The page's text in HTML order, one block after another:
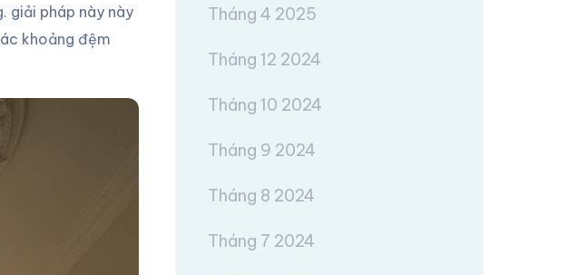
giải pháp này này
khoảng đệm
Tháng 4 2025
Tháng 12 2024
Tháng 10 2024
Tháng 9 2024
Tháng 8 2024
Tháng 7 2024